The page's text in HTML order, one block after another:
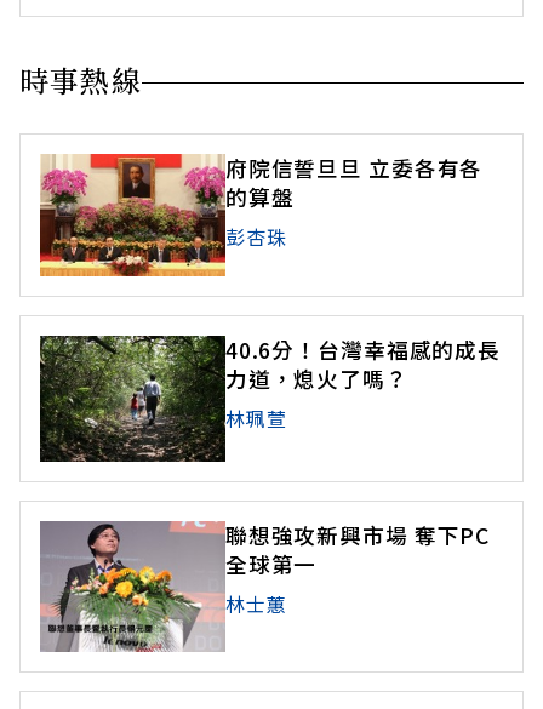
時事熱線
府院信誓旦旦 立委各有各
的算盤
彭杏珠
40.6分！台灣幸福感的成長
力道，熄火了嗎？
林珮萱
聯想強攻新興市場 奪下PC
全球第一
林士蕙